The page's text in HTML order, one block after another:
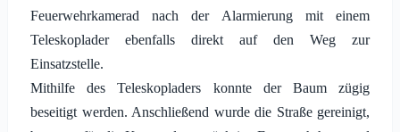
Feuerwehrkamerad nach der Alarmierung mit einem
Teleskoplader ebenfalls direkt auf den Weg zur
Einsatzstelle.
Mithilfe des Teleskopladers konnte der Baum zügig
beseitigt werden. Anschließend wurde die Straße gereinigt,